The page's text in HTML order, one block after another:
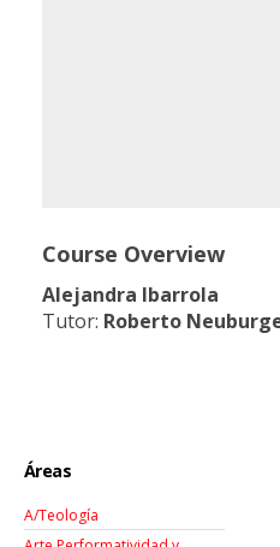
Course Overview
Alejandra Ibarrola
Tutor: Roberto
Áreas
A/Teología